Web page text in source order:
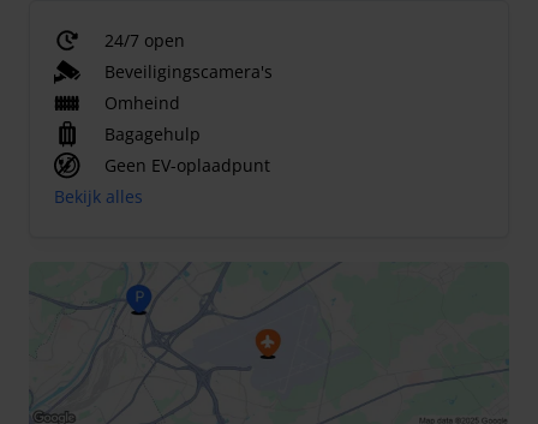
24/7 open
Beveiligingscamera's
Omheind
Bagagehulp
Geen EV-oplaadpunt
Bekijk alles